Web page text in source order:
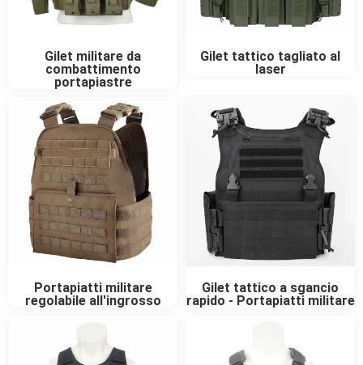
Gilet militare da
combattimento
portapiastre
Gilet tattico tagliato al
laser
Portapiatti militare
regolabile all'ingrosso
Gilet tattico a sgancio
rapido - Portapiatti militare